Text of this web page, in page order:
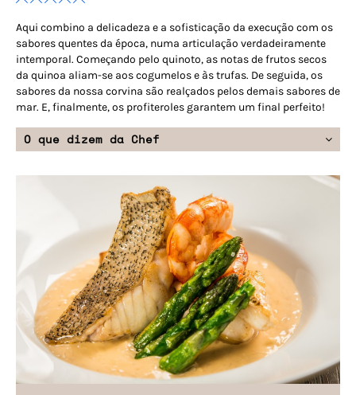
Aqui combino a delicadeza e a sofisticação da execução com os
sabores quentes da época, numa articulação verdadeiramente
intemporal. Começando pelo quinoto, as notas de frutos secos
da quinoa aliam-se aos cogumelos e às trufas. De seguida, os
sabores da nossa corvina são realçados pelos demais sabores de
mar. E, finalmente, os profiteroles garantem um final perfeito!
O que dizem da Chef